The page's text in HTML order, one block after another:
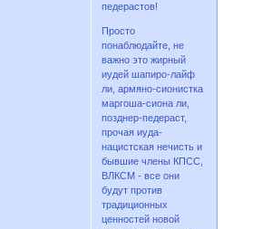
педерастов!
Просто
понаблюдайте, не
важно это жирный
иудей шапиро-лайф
ли, армяно-сионистка
маргоша-сиона ли,
позднер-педераст,
прочая иуда-
нацистская нечисть и
бывшие члены КПСС,
ВЛКСМ - все они
будут против
традиционных
ценностей новой